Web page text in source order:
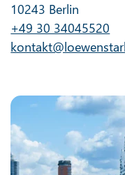
10243 Berlin
+49 30 34045520